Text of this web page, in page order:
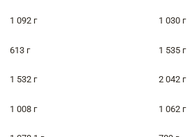
1 092 г 1 030 г
613 г 1 535 г
1 532 г 2 042 г
1 008 г 1 062 г